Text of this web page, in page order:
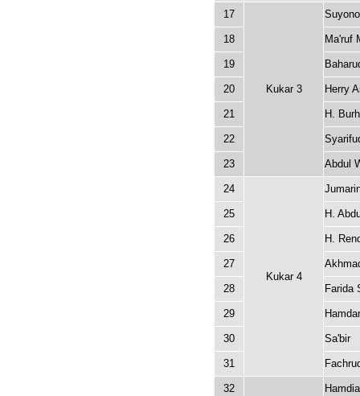
17
Kukar 3
Suyono
18 Ma'ruf
19
20 Herry
21 H.
22
23 Abdul
24
Kukar 4
25 H.
26 H.
27
28 Farida
29
30 Sa'bir
31
32